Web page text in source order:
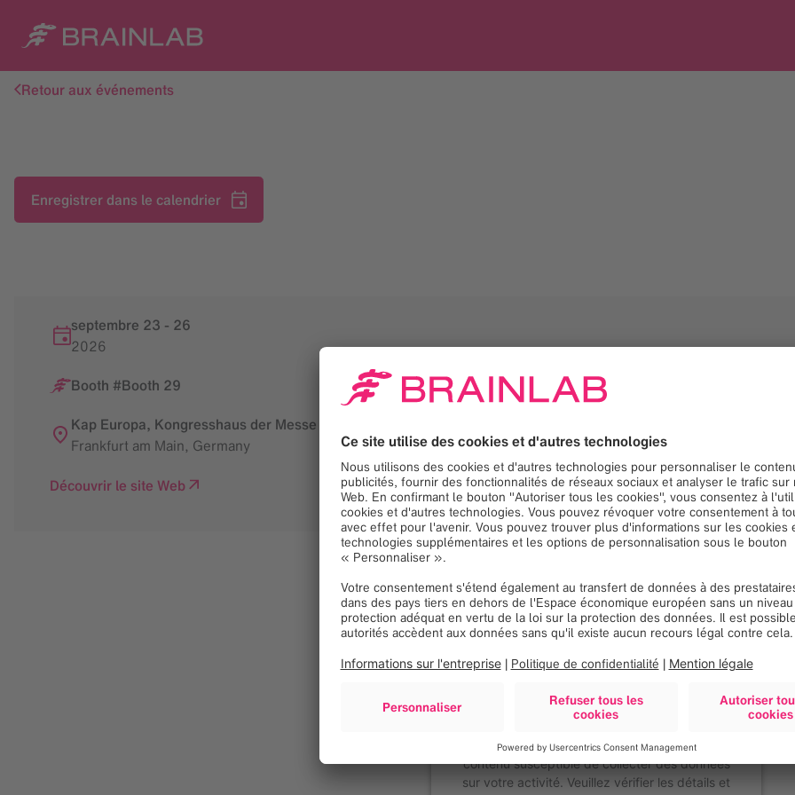
Retour aux événements
Enregistrer dans le calendrier
septembre 23 - 26
2026
Booth #Booth 29
Kap Europa, Kongresshaus der Messe Frankfurt
Frankfurt am Main, Germany
Découvrir le site Web
Nous avons besoin de
votre consentement pour
charger le service Google
Maps!
Nous utilisons Google Maps, pour intégrer du
contenu susceptible de collecter des données
sur votre activité. Veuillez vérifier les détails et